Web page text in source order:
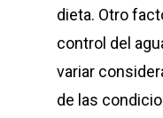
dieta. Otro
control del
variar
de las